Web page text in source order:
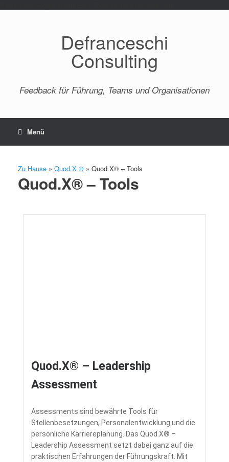
Defranceschi
Consulting
Feedback für Führung, Teams und Organisationen
Menü
Zu Hause » Quod.X ® » Quod.X® – Tools
Quod.X® – Tools
Quod.X® – Leadership
Assessment
Assessments sind bewährte Tools für
Stellenbesetzungen, Personalentwicklung und die
persönliche Karriereplanung. Das Quod.X® –
Leadership Assessment setzt dabei ganz auf die
praktischen Erfahrungen der Führungskraft. Mit